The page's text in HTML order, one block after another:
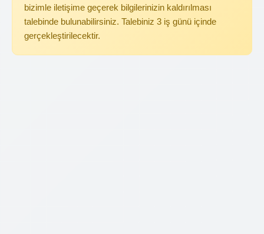
bizimle iletişime geçerek bilgilerinizin kaldırılması
talebinde bulunabilirsiniz. Talebiniz 3 iş günü içinde
gerçekleştirilecektir.